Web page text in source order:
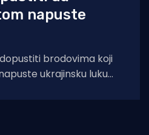
napuste
brodovima koji
ukrajinsku luku